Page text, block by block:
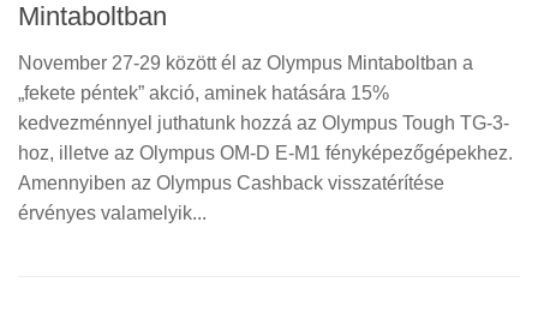
Mintaboltban
November 27-29 között él az Olympus Mintaboltban a
„fekete péntek” akció, aminek hatására 15%
kedvezménnyel juthatunk hozzá az Olympus Tough TG-3-
hoz, illetve az Olympus OM-D E-M1 fényképezőgépekhez.
Amennyiben az Olympus Cashback visszatérítése
érvényes valamelyik...